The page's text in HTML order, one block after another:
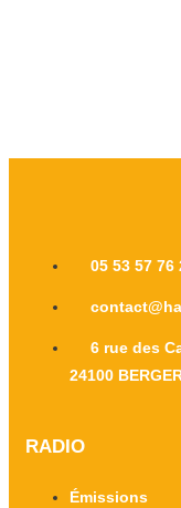
05 53 57 76
6 rue des
24100
RADIO
Émissions